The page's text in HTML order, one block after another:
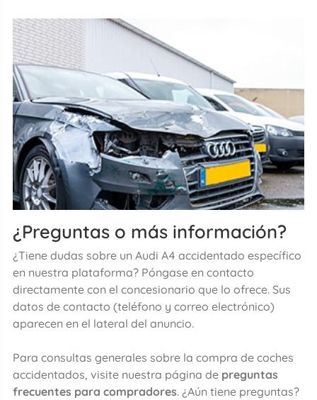
¿Preguntas o más información?
¿Tiene dudas sobre un Audi A4 accidentado específico
en nuestra plataforma? Póngase en contacto
directamente con el concesionario que lo ofrece. Sus
datos de contacto (teléfono y correo electrónico)
aparecen en el lateral del anuncio.
Para consultas generales sobre la compra de coches
accidentados, visite nuestra página de preguntas
frecuentes para compradores. ¿Aún tiene preguntas?